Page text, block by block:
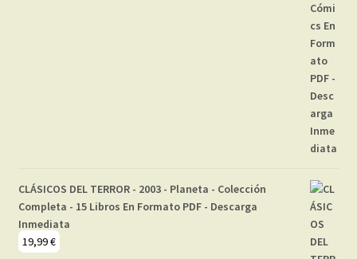
CLÁSICOS DEL TERROR - 2003 - Planeta - Colección
Completa - 15 Libros En Formato PDF - Descarga
Inmediata
19,99€